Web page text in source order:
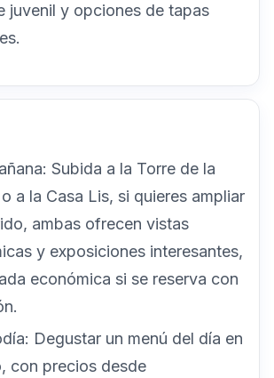
juvenil y opciones de tapas
Subida a la Torre de la
a la Casa Lis, si quieres ampliar
ambas ofrecen vistas
y exposiciones interesantes,
económica si se reserva con
Degustar un menú del día en
con precios desde